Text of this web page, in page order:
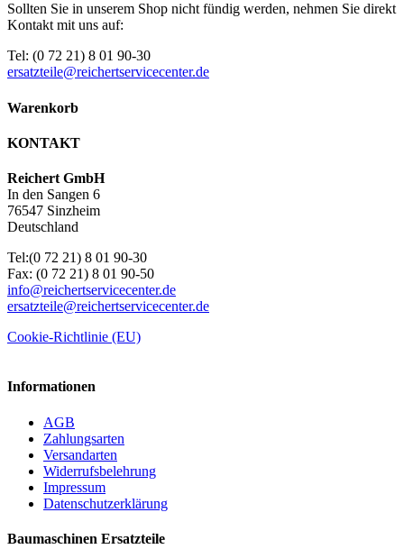
Sollten Sie in unserem Shop nicht fündig werden, nehmen Sie direkt
Kontakt mit uns auf:
Tel: (0 72 21) 8 01 90-30
ersatzteile@reichertservicecenter.de
Warenkorb
KONTAKT
Reichert GmbH
In den Sangen 6
76547 Sinzheim
Deutschland
Tel:(0 72 21) 8 01 90-30
Fax: (0 72 21) 8 01 90-50
info@reichertservicecenter.de
ersatzteile@reichertservicecenter.de
Cookie-Richtlinie (EU)
Informationen
AGB
Zahlungsarten
Versandarten
Widerrufsbelehrung
Impressum
Datenschutzerklärung
Baumaschinen Ersatzteile